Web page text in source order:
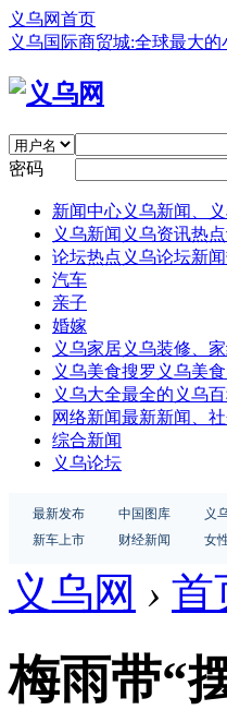
义乌网首页
义乌国际商贸城:全球最大
密码
新闻中心义乌新闻、
义乌新闻 义乌资讯热
论坛热点 义乌论坛新
汽车
亲子
婚嫁
义乌家居义乌装修、
义乌美食搜罗义乌美
义乌大全最全的义乌
网络新闻最新新闻、
综合新闻
义乌论坛
最新发布 中国图库 义
新车上市
财经新闻 女
义乌网 › 首
梅雨带“